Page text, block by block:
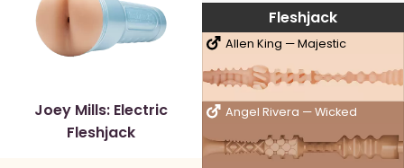
Fleshjack
Allen King — Majestic
Angel Rivera — Wicked
Joey Mills: Electric
Fleshjack